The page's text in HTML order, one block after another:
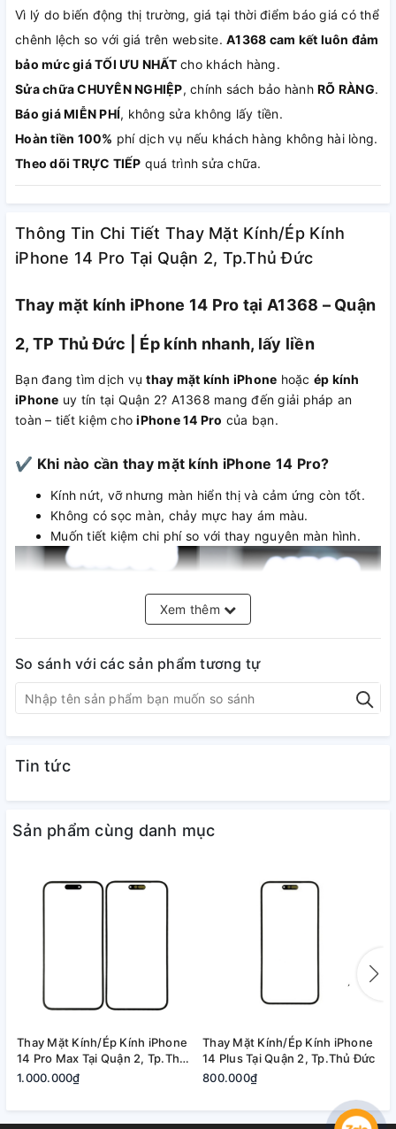
Vì lý do biến động thị trường, giá tại thời điểm báo giá có thể
chênh lệch so với giá trên website. A1368 cam kết luôn đảm
bảo mức giá TỐI ƯU NHẤTcho khách hàng.
Sửa chữa CHUYÊN NGHIỆP, chính sách bảo hành RÕ RÀNG.
Báo giá MIỄN PHÍ, không sửa không lấy tiền.
Hoàn tiền 100% phí dịch vụ nếu khách hàng không hài lòng.
Theo dõi TRỰC TIẾP quá trình sửa chữa.
Thông Tin Chi Tiết Thay Mặt Kính/Ép Kính
iPhone 14 Pro Tại Quận 2, Tp.Thủ Đức
Thay mặt kính iPhone 14 Pro tại A1368 – Quận
2, TP Thủ Đức | Ép kính nhanh, lấy liền
Bạn đang tìm dịch vụthay mặt kính iPhone hoặc ép kính
iPhone uy tín tại Quận 2? A1368 mang đến giải pháp an
toàn – tiết kiệm choiPhone 14 Pro của bạn.
✔ Khi nào cần thay mặt kính iPhone 14 Pro?
Kính nứt, vỡ nhưng màn hiển thị và cảm ứng còn tốt.
Không có sọc màn, chảy mực hay ám màu.
Muốn tiết kiệm chi phí so với thay nguyên màn hình.
✅ Thiết bị ép kính chuyên dụng – không bọt khí.
✅ Kỹ thuật viên lành nghề – thao tác chuẩn xác.
nét.
✅ Lấy máy nhanh trong ngày – không giữ máy qua
đêm.
✅ Bảo hành rõ ràng – hỗ trợ tận tình sau sửa chữa.
Xem thêm
So sánh với các sản phẩm tương tự
Tin tức
Sản phẩm cùng danh mục
Thay Mặt Kính/Ép Kính iPhone
14 Pro Max Tại Quận 2, Tp.Thủ
Đức
1.000.000₫
Thay Mặt Kính/Ép Kính iPhone
14 Plus Tại Quận 2, Tp.Thủ Đức
800.000₫